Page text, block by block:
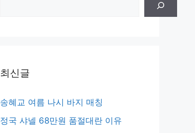
최신글
송혜교 여름 나시 바지 매칭
정국 샤넬 68만원 품절대란 이유